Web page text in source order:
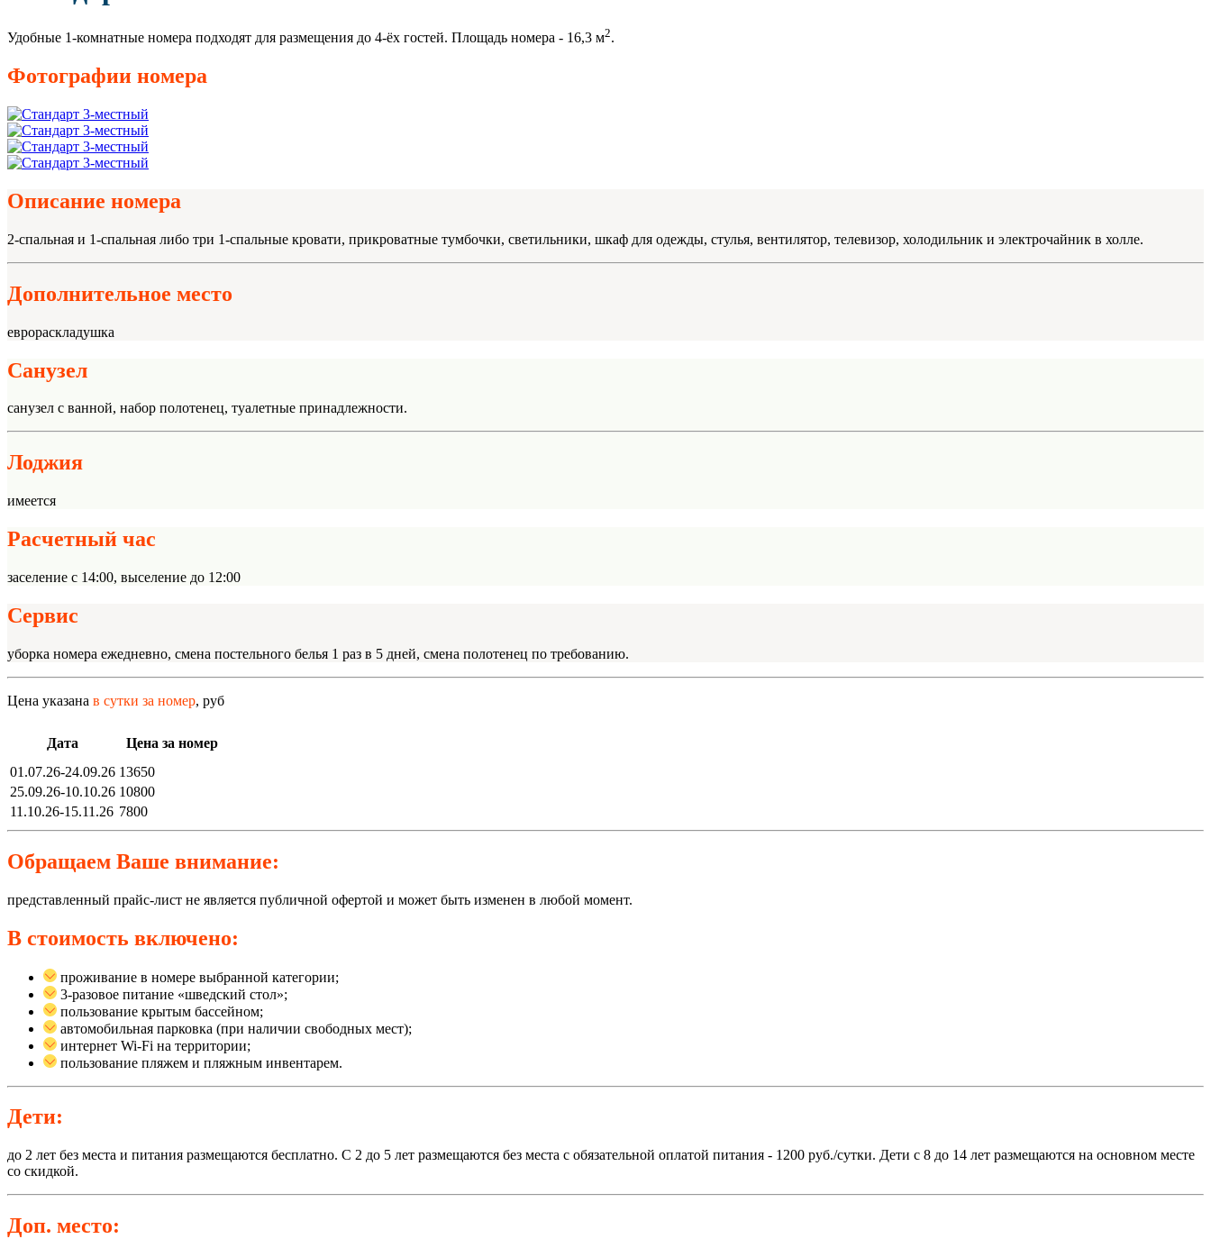
Удобные 1-комнатные номера подходят для размещения до 4-ёх гостей. Площадь номера - 16,3 м2.
Фотографии номера
Описание номера
2-спальная и 1-спальная либо три 1-спальные кровати, прикроватные тумбочки, светильники, шкаф для одежды, стулья, вентилятор, телевизор, холодильник и электрочайник в холле.
Дополнительное место
еврораскладушка
Санузел
санузел с ванной, набор полотенец, туалетные принадлежности.
Лоджия
имеется
Расчетный час
заселение с 14:00, выселение до 12:00
Сервис
уборка номера ежедневно, смена постельного белья 1 раз в 5 дней, смена полотенец по требованию.
Цена указана в сутки за номер, руб
Дата
Цена за номер
01.07.26-24.09.26 13650
25.09.26-10.10.26 10800
11.10.26-15.11.26 7800
Обращаем Ваше внимание:
представленный прайс-лист не является публичной офертой и может быть изменен в любой момент.
В стоимость включено:
проживание в номере выбранной категории;
3-разовое питание «шведский стол»;
пользование крытым бассейном;
автомобильная парковка (при наличии свободных мест);
интернет Wi-Fi на территории;
пользование пляжем и пляжным инвентарем.
Дети:
до 2 лет без места и питания размещаются бесплатно. С 2 до 5 лет размещаются без места с обязательной оплатой питания - 1200 руб./сутки. Дети с 8 до 14 лет размещаются на основном месте
со скидкой.
Доп. место: